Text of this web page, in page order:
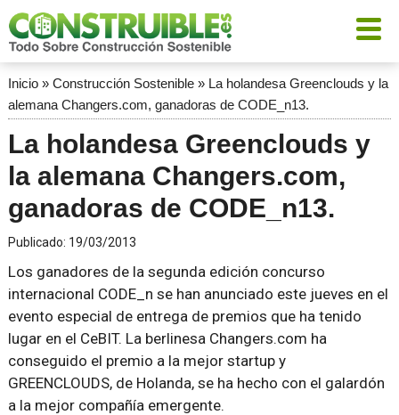
Inicio» Construcción Sostenible» La holandesa Greenclouds y la
alemana Changers.com, ganadoras de CODE_n13.
La holandesa Greenclouds y
la alemana Changers.com,
ganadoras de CODE_n13.
Publicado: 19/03/2013
Los ganadores de la segunda edición concurso
internacional CODE_n se han anunciado este jueves en el
evento especial de entrega de premios que ha tenido
lugar en el CeBIT. La berlinesa Changers.com ha
conseguido el premio a la mejor startup y
GREENCLOUDS, de Holanda, se ha hecho con el galardón
a la mejor compañía emergente.